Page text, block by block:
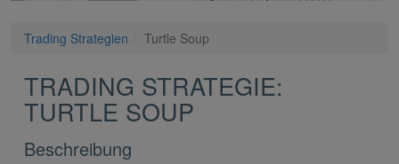
Trading Strategien Turtle Soup
TRADING STRATEGIE:
TURTLE SOUP
Beschreibung